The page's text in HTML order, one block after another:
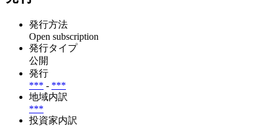
発行方法
Open subscription
発行タイプ
公開
発行
*** - ***
地域内訳
***
投資家内訳